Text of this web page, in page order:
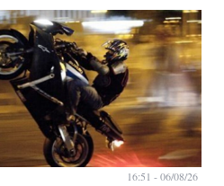
16:51 - 06/08/26